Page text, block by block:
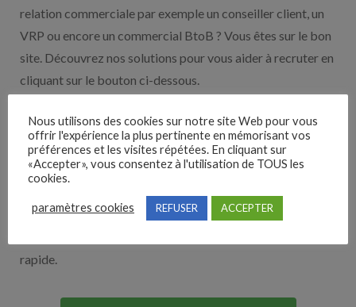
relation commerciale par exemple un conseiller client, un
VRP ou encore un commercial BtoB ? Vous êtes sur le bon
site. Découvrez nos solutions pour vous aider à recruter en
cliquant sur le bouton ci-dessous.
Nos solutions entreprises
Découvrez nos partenaires ! Moteurs de recherches,
multidiffuseurs, sites payant… nombreux sont nos
partenaires. Si vous travaillez avec un ATS nous avons
rapide.
Nous utilisons des cookies sur notre site Web pour vous
offrir l'expérience la plus pertinente en mémorisant vos
préférences et les visites répétées. En cliquant sur
«Accepter», vous consentez à l'utilisation de TOUS les
cookies.
paramètres cookies REFUSER ACCEPTER